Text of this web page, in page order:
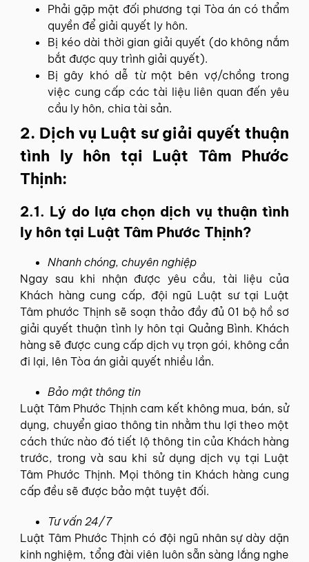
Phải gặp mặt đối phương tại Tòa án có thẩm
quyền để giải quyết ly hôn.
Bị kéo dài thời gian giải quyết (do không nắm
bắt được quy trình giải quyết).
Bị gây khó dễ từ một bên vợ/chồng trong
việc cung cấp các tài liệu liên quan đến yêu
cầu ly hôn, chia tài sản.
2. Dịch vụ Luật sư giải quyết thuận
tình ly hôn tại Luật Tâm Phước
Thịnh:
2.1. Lý do lựa chọn dịch vụ thuận tình
ly hôn tại Luật Tâm Phước Thịnh?
Nhanh chóng, chuyên nghiệp
Ngay sau khi nhận được yêu cầu, tài liệu của
Khách hàng cung cấp, đội ngũ Luật sư tại Luật
Tâm phước Thịnh sẽ soạn thảo đầy đủ 01 bộ hồ sơ
giải quyết thuận tình ly hôn tại Quảng Bình. Khách
hàng sẽ được cung cấp dịch vụ trọn gói, không cần
đi lại, lên Tòa án giải quyết nhiều lần.
Bảo mật thông tin
Luật Tâm Phước Thịnh cam kết không mua, bán, sử
dụng, chuyển giao thông tin nhằm thu lợi theo một
cách thức nào đó tiết lộ thông tin của Khách hàng
trước, trong và sau khi sử dụng dịch vụ tại Luật
Tâm Phước Thịnh. Mọi thông tin Khách hàng cung
cấp đều sẽ được bảo mật tuyệt đối.
Tư vấn 24/7
Luật Tâm Phước Thịnh có đội ngũ nhân sự dày dặn
kinh nghiệm, tổng đài viên luôn sẵn sàng lắng nghe